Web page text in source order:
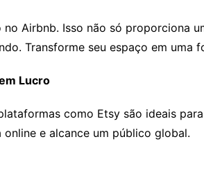
Airbnb. Isso não só proporciona
Transforme seu espaço em uma
Lucro
como Etsy são ideais
e alcance um público global.